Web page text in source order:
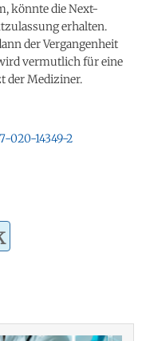
könnte die Next-
erhalten.
der Vergangenheit
vermutlich für eine
der Mediziner.
020-14349-2